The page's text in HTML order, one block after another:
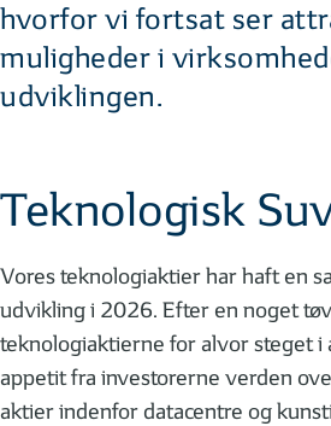
hvorfor vi fortsat ser
muligheder i
udviklingen.
Teknologisk
Vores teknologiaktier har haft en
udvikling i 2026. Efter en noget
teknologiaktierne for alvor steget i
appetit fra investorerne verden
aktier indenfor datacentre og